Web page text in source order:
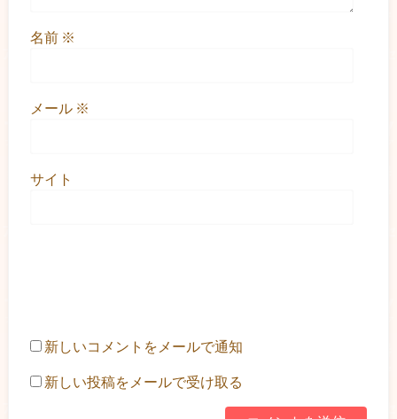
名前 ※
メール ※
サイト
新しいコメントをメールで通知
新しい投稿をメールで受け取る